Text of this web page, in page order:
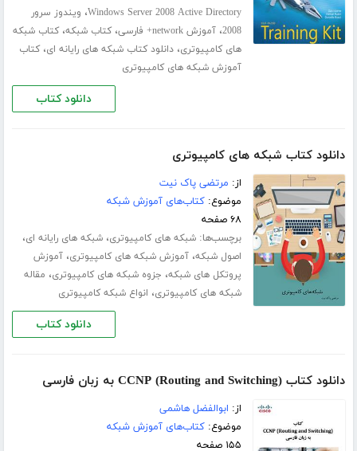
Windows Server 2008 Active Directory، ویندوز سرور
2008،آموزش network+ فارسی ،کتاب شبکه،کتاب شبکه
های کامپیوتری،دانلود کتاب شبکه های رایانه ای،کتاب
آموزش شبکه های کامپیوتری
دانلود کتاب
دانلود کتاب شبکه های کامپیوتری
از: مرتضی پاک نیت
موضوع:کتاب‌های آموزش شبکه
۶۸ صفحه
برچسب‌ها:شبکه های کامپیوتری،شبکه های رایانه ای،
اصول شبکه،آموزش شبکه های کامپیوتری،آموزش
پروتکل های شبکه، جزوه شبکه های کامپیوتری، مقاله
شبکه های کامپیوتری، انواع شبکه کامپیوتری
دانلود کتاب
دانلود کتاب (CCNP (Routing and Switching به زبان فارسی
از: ابوالفضل هاشمی
موضوع:کتاب‌های آموزش شبکه
۱۵۵ صفحه